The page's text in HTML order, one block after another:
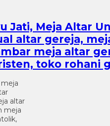
Jati, Meja Altar
altar gereja,
meja altar
toko rohani